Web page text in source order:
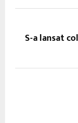
S-a lansat